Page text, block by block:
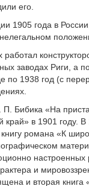
его.
1905 года в
работал
заводах Риги, а
по 1938 год (с
П. Бибика «На
край» в 1901 году. В
романа «К
настроенных
и
и вторая книга